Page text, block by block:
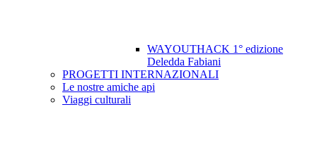
WAYOUTHACK 1° edizione
Deledda Fabiani
PROGETTI INTERNAZIONALI
Le nostre amiche api
Viaggi culturali